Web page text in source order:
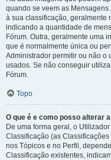
quando se veem as
à sua classificação, geralmente
indicando a quantidade de
Fórum. Outra, geralmente uma
que é normalmente única ou
Administrador permitir ou não o
usados. Se não conseguir
Fórum.
Topo
O que é e como posso alterar
De uma forma geral, o
Classificação (as
nos Tópicos e no Perfil,
Classificação existentes,